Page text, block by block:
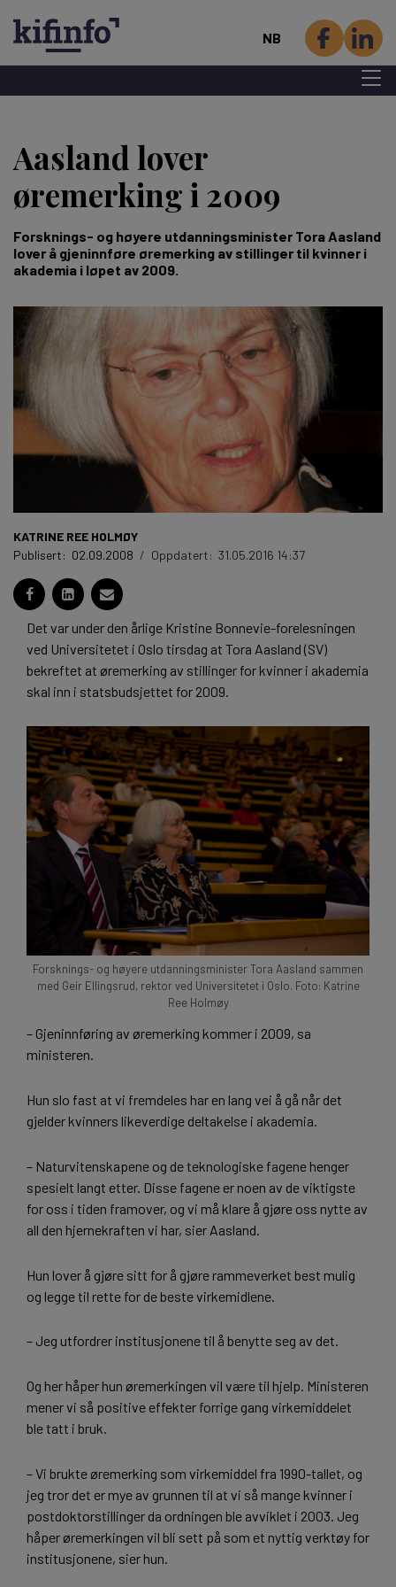
hovedinnhold
NB
Menu
Aasland lover
øremerking i 2009
Forsknings- og høyere utdanningsminister Tora Aasland
lover å gjeninnføre øremerking av stillinger til kvinner i
akademia i løpet av 2009.
KATRINE REE HOLMØY
Publisert: 02.09.2008 / Oppdatert: 31.05.2016 14:37
Det var under den årlige Kristine Bonnevie-forelesningen
ved Universitetet i Oslo tirsdag at Tora Aasland (SV)
bekreftet at øremerking av stillinger for kvinner i akademia
skal inn i statsbudsjettet for 2009.
Forsknings- og høyere utdanningsminister Tora Aasland sammen
med Geir Ellingsrud, rektor ved Universitetet i Oslo. Foto: Katrine
Ree Holmøy
– Gjeninnføring av øremerking kommer i 2009, sa
ministeren.
Hun slo fast at vi fremdeles har en lang vei å gå når det
gjelder kvinners likeverdige deltakelse i akademia.
– Naturvitenskapene og de teknologiske fagene henger
spesielt langt etter. Disse fagene er noen av de viktigste
for oss i tiden framover, og vi må klare å gjøre oss nytte av
all den hjernekraften vi har, sier Aasland.
Hun lover å gjøre sitt for å gjøre rammeverket best mulig
og legge til rette for de beste virkemidlene.
– Jeg utfordrer institusjonene til å benytte seg av det.
Og her håper hun øremerkingen vil være til hjelp. Ministeren
mener vi så positive effekter forrige gang virkemiddelet
ble tatt i bruk.
– Vi brukte øremerking som virkemiddel fra 1990-tallet, og
jeg tror det er mye av grunnen til at vi så mange kvinner i
postdoktorstillinger da ordningen ble avviklet i 2003. Jeg
håper øremerkingen vil bli sett på som et nyttig verktøy for
institusjonene, sier hun.